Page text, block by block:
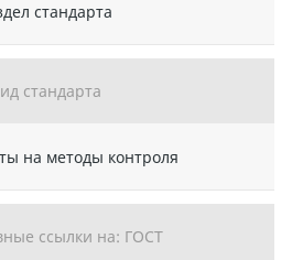
стандарта
стандарта
на методы контроля
ссылки на: ГОСТ